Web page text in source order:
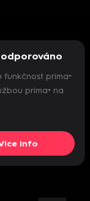
prima+
prima+ na
info